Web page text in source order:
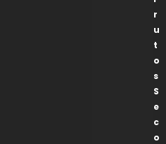
r
u
t
o
s
S
e
c
o